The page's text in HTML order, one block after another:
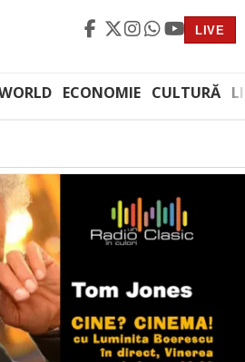
LIVE
ECONOMIE CULTURĂ